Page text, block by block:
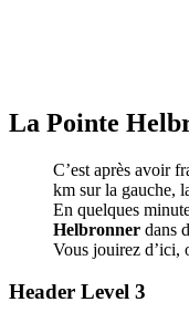
La Pointe
C’est après avoir
km sur la gauche,
En quelques
Helbronner dans
Vous jouirez d’ici,
Header Level 3